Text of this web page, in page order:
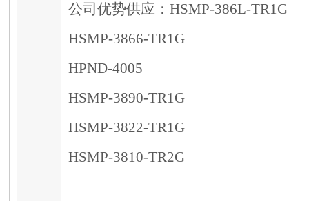
公司优势供应：HSMP-386L-TR1G
HSMP-3866-TR1G
HPND-4005
HSMP-3890-TR1G
HSMP-3822-TR1G
HSMP-3810-TR2G